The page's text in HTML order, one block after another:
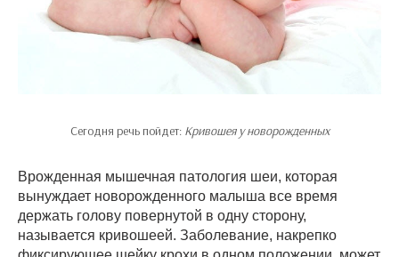
Сегодня речь пойдет: Кривошея у новорожденных
Врожденная мышечная патология шеи, которая
вынуждает новорожденного малыша все время
держать голову повернутой в одну сторону,
называется кривошеей. Заболевание, накрепко